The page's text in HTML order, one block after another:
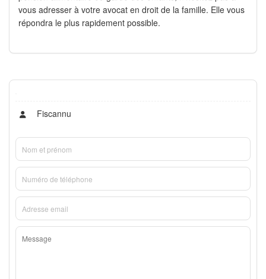
vous adresser à votre avocat en droit de la famille. Elle vous
répondra le plus rapidement possible.
Fiscannu